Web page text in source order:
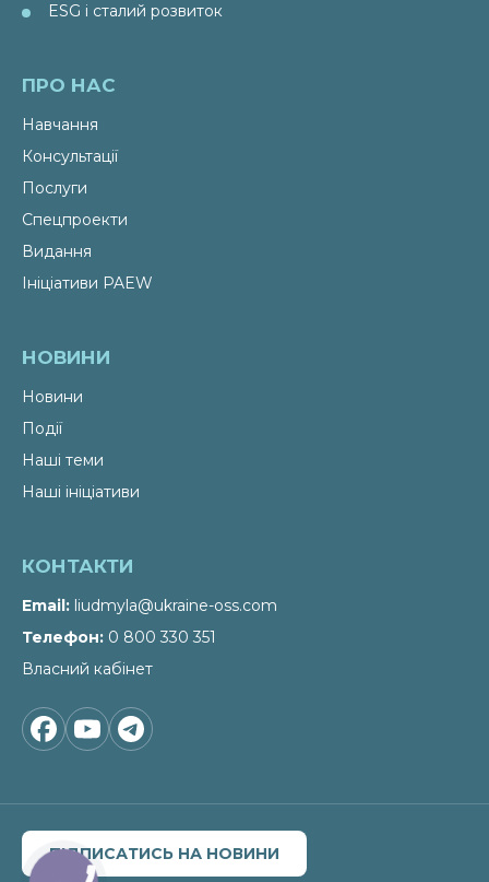
ESG і сталий розвиток
ПРО НАС
Навчання
Консультації
Послуги
Спецпроекти
Видання
Ініціативи PAEW
НОВИНИ
Новини
Події
Наші теми
Наші ініціативи
КОНТАКТИ
Email
liudmyla@ukraine-oss.com
Телефон 0 800 330 351
Власний кабінет
ПІДПИСАТИСЬ НА НОВИНИ